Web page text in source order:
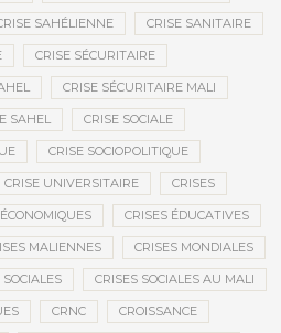
SAHÉLIENNE CRISE SANITAIRE
CRISE SÉCURITAIRE
CRISE SÉCURITAIRE MALI
SAHEL CRISE SOCIALE
CRISE SOCIOPOLITIQUE
CRISE UNIVERSITAIRE CRISES
CRISES ÉDUCATIVES
MALIENNES CRISES MONDIALES
SOCIALES CRISES SOCIALES AU MALI
CRNC CROISSANCE